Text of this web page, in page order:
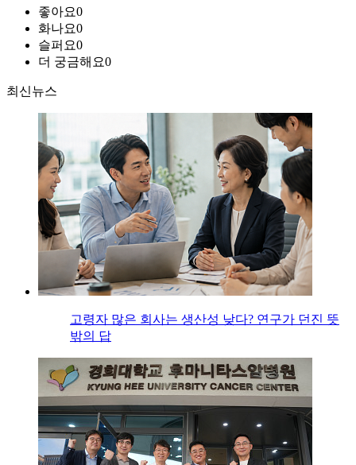
좋아요0
화나요0
슬퍼요0
더 궁금해요0
최신뉴스
고령자 많은 회사는 생산성 낮다? 연구가 던진 뜻
밖의 답